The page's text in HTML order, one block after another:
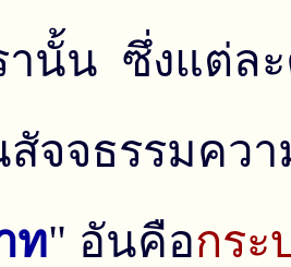
านั้น ซึ่งแต่ล
สัจจธรรมคว
ท" อันคือกระ